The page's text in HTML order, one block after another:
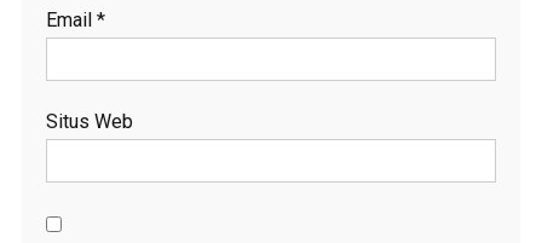
Email *
Situs Web